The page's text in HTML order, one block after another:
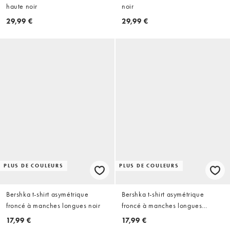
haute noir
29,99 €
noir
29,99 €
PLUS DE COULEURS
Bershka t-shirt asymétrique
froncé à manches longues noir
17,99 €
PLUS DE COULEURS
Bershka t-shirt asymétrique
froncé à manches longues
bordeaux
17,99 €